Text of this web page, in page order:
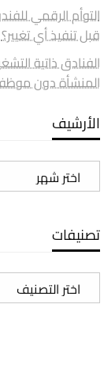
التوأم الرقمي
قبل تنفيذ أي تغيير؟
الفنادق ذاتية
المنشأة دون
الأرشيف
الأرشيف
تصنيفات
تصنيفات